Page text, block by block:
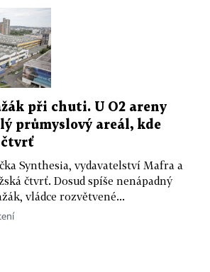
při chuti. U O2 areny
průmyslový areál, kde
čtvrť
Synthesia, vydavatelství Mafra a
čtvrť. Dosud spíše nenápadný
vládce rozvětvené...